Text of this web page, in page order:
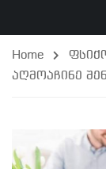
Home
აღმოაჩინე